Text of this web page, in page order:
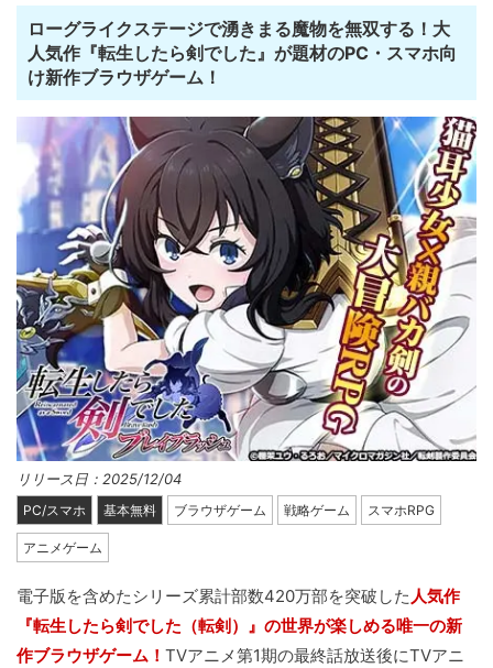
ローグライクステージで湧きまる魔物を無双する！大
人気作『転生したら剣でした』が題材のPC・スマホ向
け新作ブラウザゲーム！
リリース日：2025/12/04
PC/スマホ 基本無料 ブラウザゲーム 戦略ゲーム スマホRPG
アニメゲーム
電子版を含めたシリーズ累計部数420万部を突破した 人気作
『転生したら剣でした（転剣）』の世界が楽しめる唯一の新
作ブラウザゲーム！ TVアニメ第1期の最終話放送後にTVアニ